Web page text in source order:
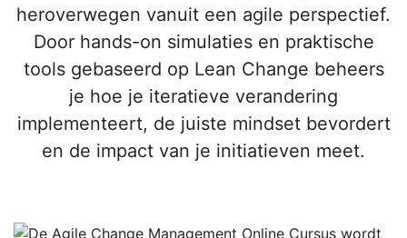
heroverwegen vanuit een agile perspectief.
Door hands-on simulaties en praktische
tools gebaseerd op Lean Change beheers
je hoe je iteratieve verandering
implementeert, de juiste mindset bevordert
en de impact van je initiatieven meet.